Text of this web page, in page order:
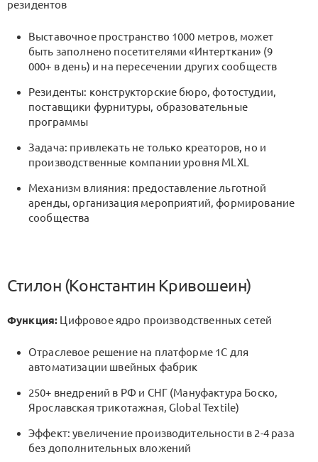
резидентов
Выставочное пространство 1000 метров, может
быть заполнено посетителями «Интерткани» (9
000+ в день) и на пересечении других сообществ
Резиденты: конструкторские бюро, фотостудии,
поставщики фурнитуры, образовательные
программы
Задача: привлекать не только креаторов, но и
производственные компании уровня MLXL
Механизм влияния: предоставление льготной
аренды, организация мероприятий, формирование
сообщества
Стилон (Константин Кривошеин)
Функция: Цифровое ядро производственных сетей
Отраслевое решение на платформе 1С для
автоматизации швейных фабрик
250+ внедрений в РФ и СНГ (Мануфактура Боско,
Ярославская трикотажная, Global Textile)
Эффект: увеличение производительности в 2-4 раза
без дополнительных вложений